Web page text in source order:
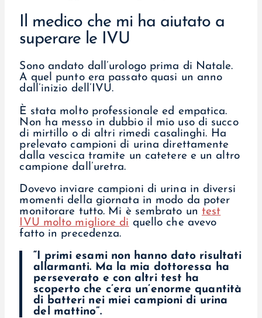
Il medico che mi ha aiutato a
superare le IVU
Sono andato dall’urologo prima di Natale.
A quel punto era passato quasi un anno
dall’inizio dell’IVU.
È stata molto professionale ed empatica.
Non ha messo in dubbio il mio uso di succo
di mirtillo o di altri rimedi casalinghi. Ha
prelevato campioni di urina direttamente
dalla vescica tramite un catetere e un altro
campione dall’uretra.
Dovevo inviare campioni di urina in diversi
momenti della giornata in modo da poter
monitorare tutto. Mi è sembrato un test
IVU molto migliore di quello che avevo
fatto in precedenza.
“I primi esami non hanno dato risultati
allarmanti. Ma la mia dottoressa ha
perseverato e con altri test ha
scoperto che c’era un’enorme quantità
di batteri nei miei campioni di urina
del mattino”.